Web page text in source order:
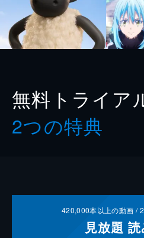
無料トライア
2つの特典
420,000本以上の動画 /
見放題